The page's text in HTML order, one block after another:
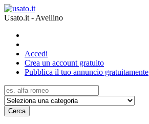
Usato.it - Avellino
Accedi
Crea un account gratuito
Pubblica il tuo annuncio gratuitamente
Cerca